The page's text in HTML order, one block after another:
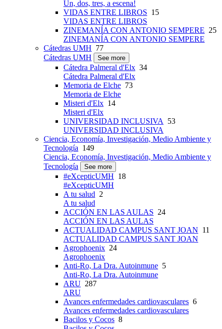
Un, dos, tres, a escena!
VIDAS ENTRE LIBROS 15
VIDAS ENTRE LIBROS
ZINEMANÍA CON ANTONIO SEMPERE 25
ZINEMANÍA CON ANTONIO SEMPERE
Cátedras UMH 77
Cátedras UMH
See more
Cátedra Palmeral d'Elx 34
Cátedra Palmeral d'Elx
Memoria de Elche 73
Memoria de Elche
Misteri d'Elx 14
Misteri d'Elx
UNIVERSIDAD INCLUSIVA
53
UNIVERSIDAD INCLUSIVA
Ciencia, Economía, Investigación, Medio Ambiente y
Tecnología 149
Ciencia, Economía, Investigación, Medio Ambiente y
Tecnología
See more
#eXcepticUMH 18
#eXcepticUMH
A tu salud 2
A tu salud
ACCIÓN EN LAS AULAS 24
ACCIÓN EN LAS AULAS
ACTUALIDAD CAMPUS SANT JOAN 11
ACTUALIDAD CAMPUS SANT JOAN
Agrophoenix 24
Agrophoenix
Anti-Ro, La Dra. Autoinmune 5
Anti-Ro, La Dra. Autoinmune
ARU 287
ARU
Avances enfermedades cardiovasculares 6
Avances enfermedades cardiovasculares
Bacilos y Cocos 8